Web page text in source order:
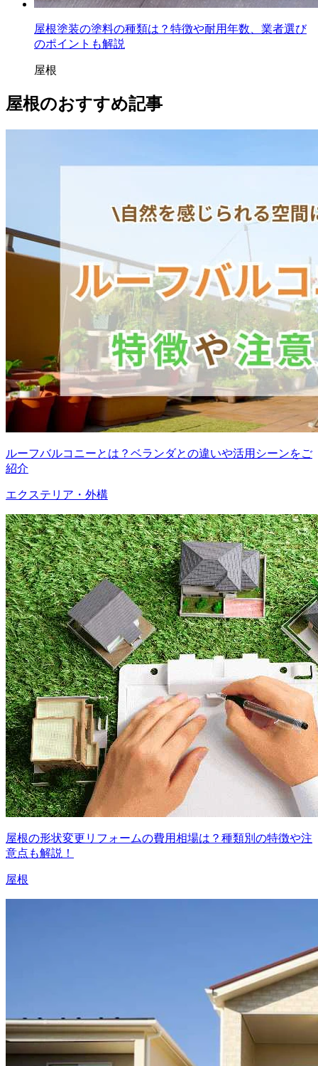
屋根塗装の塗料の種類は？特徴や耐用年数、業者選び
のポイントも解説
屋根
屋根のおすすめ記事
ルーフバルコニーとは？ベランダとの違いや活用シーンをご
紹介
エクステリア・外構
屋根の形状変更リフォームの費用相場は？種類別の特徴や注
意点も解説！
屋根